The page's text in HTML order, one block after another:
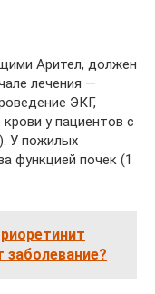
Арител, должен
лечения —
ЭКГ,
у пациентов с
У пожилых
функцией почек (1
заболевание?